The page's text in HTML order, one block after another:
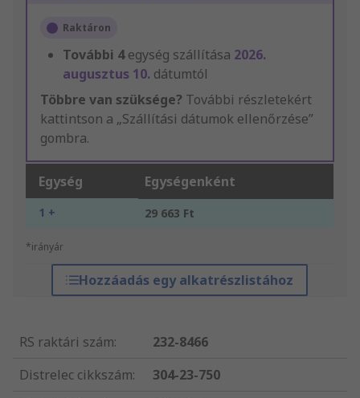
Raktáron
További 4egység szállítása 2026.
augusztus 10. dátumtól
Többre van szüksége? További részletekért
kattintson a „Szállítási dátumok ellenőrzése”
gombra.
Egység Egységenként
1 + 29 663 Ft
*irányár
Hozzáadás egy alkatrészlistához
RS raktári szám:
232-8466
Distrelec cikkszám:
304-23-750